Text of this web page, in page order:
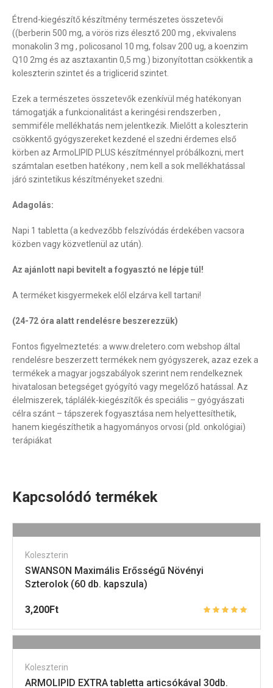
Étrend-kiegészítő készítmény természetes összetevői
((berberin 500 mg, a vörös rizs élesztő 200 mg , ekvivalens
monakolin 3 mg , policosanol 10 mg, folsav 200 ug, a koenzim
Q10 2mg és az asztaxantin 0,5 mg.) bizonyítottan csökkentik a
koleszterin szintet és a triglicerid szintet.
Ezek a természetes összetevők ezenkívül még hatékonyan
támogatják a funkcionalitást a keringési rendszerben ,
semmiféle mellékhatás nem jelentkezik. Mielőtt a koleszterin
csökkentő gyógyszereket kezdené el szedni érdemes első
körben az ArmoLIPID PLUS készítménnyel próbálkozni, mert
számtalan esetben hatékony , nem kell a sok mellékhatással
járó szintetikus készítményeket szedni.
Adagolás:
Napi 1 tabletta (a kedvezőbb felszívódás érdekében vacsora
közben vagy közvetlenül az után).
Az ajánlott napi bevitelt a fogyasztó ne lépje túl!
A terméket kisgyermekek elől elzárva kell tartani!
(24-72 óra alatt rendelésre beszerezzük)
Fontos figyelmeztetés: a www.dreletero.com webshop által
rendelésre beszerzett termékek nem gyógyszerek, azaz ezek a
termékek a magyar jogszabályok szerint nem rendelkeznek
hivatalosan betegséget gyógyító vagy megelőző hatással. Az
élelmiszerek, táplálék-kiegészítők és speciális – gyógyászati
célra szánt – tápszerek fogyasztása nem helyettesíthetik,
hanem kiegészíthetik a hagyományos orvosi (pld. onkológiai)
terápiákat
Kapcsolódó termékek
Koleszterin
SWANSON Maximális Erősségű Növényi
Szterolok (60 db. kapszula)
3,200Ft
Koleszterin
ARMOLIPID EXTRA tabletta articsókával 30db.